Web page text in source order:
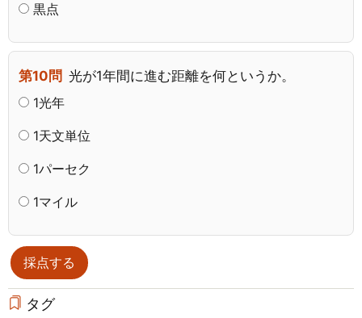
黒点
第10問 光が1年間に進む距離を何というか。
1光年
1天文単位
1パーセク
1マイル
タグ